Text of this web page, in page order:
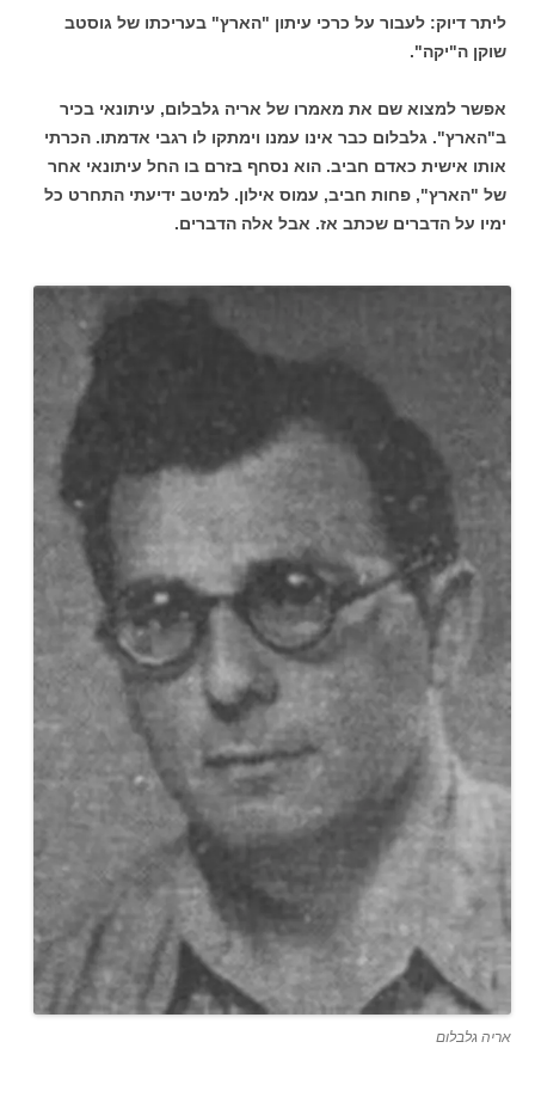
ליתר דיוק: לעבור על כרכי עיתון "הארץ" בעריכתו של גוסטב
שוקן ה"יקה".
אפשר למצוא שם את מאמרו של אריה גלבלום, עיתונאי בכיר
ב"הארץ". גלבלום כבר אינו עמנו וימתקו לו רגבי אדמתו. הכרתי
אותו אישית כאדם חביב. הוא נסחף בזרם בו החל עיתונאי אחר
של "הארץ", פחות חביב, עמוס אילון. למיטב ידיעתי התחרט כל
ימיו על הדברים שכתב אז. אבל אלה הדברים.
אריה גלבלום